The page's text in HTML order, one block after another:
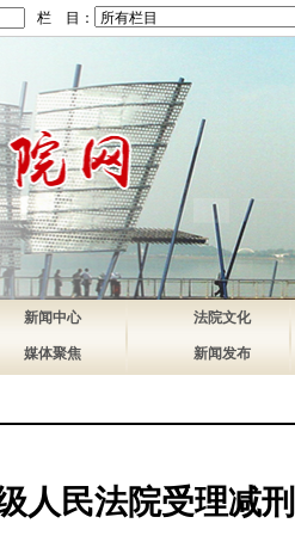
栏 目：
新闻中心 法院文化
媒体聚焦 新闻发布
人民法院受理减